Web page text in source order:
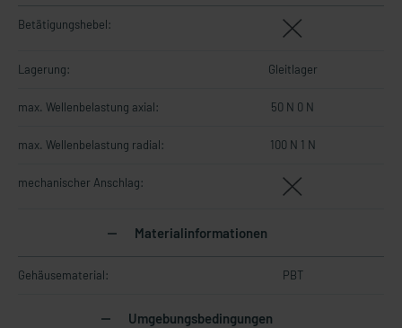
Betätigungshebel:
Lagerung: Gleitlager
max. Wellenbelastung axial: 50 N 0 N
max. Wellenbelastung radial: 100 N 1 N
mechanischer Anschlag:
Materialinformationen
Gehäusematerial: PBT
Umgebungsbedingungen